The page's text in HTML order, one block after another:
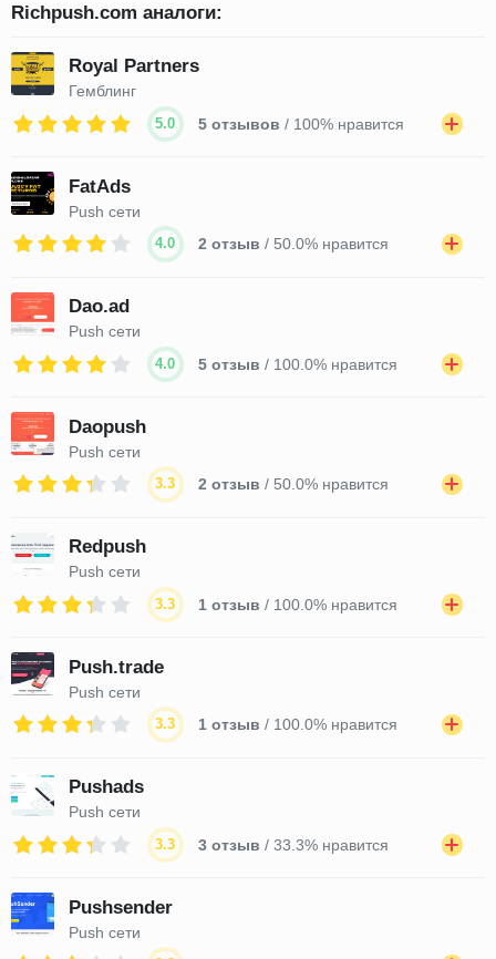
Richpush.com аналоги:
Royal Partners
Гемблинг
5.0 5 отзывов / 100% нравится
FatAds
Push сети
4.0 2 отзыв / 50.0% нравится
Dao.ad
Push сети
4.0 5 отзыв / 100.0% нравится
Daopush
Push сети
3.3 2 отзыв / 50.0% нравится
Redpush
Push сети
3.3 1 отзыв / 100.0% нравится
Push.trade
Push сети
3.3 1 отзыв / 100.0% нравится
Pushads
Push сети
3.3 3 отзыв / 33.3% нравится
Pushsender
Push сети